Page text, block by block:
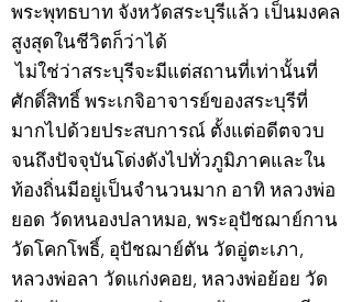
พระพุทธบาท จังหวัดสระบุรีแล้ว เป็นมงคล
สูงสุดในชีวิตก็ว่าได้
ไม่ใช่ว่าสระบุรีจะมีแต่สถานที่เท่านั้นที่
ศักดิ์สิทธิ์ พระเกจิอาจารย์ของสระบุรีที่
มากไปด้วยประสบการณ์ ตั้งแต่อดีตจวบ
จนถึงปัจจุบันโด่งดังไปทั่วภูมิภาคและใน
ท้องถิ่นมีอยู่เป็นจำนวนมาก อาทิ หลวงพ่อ
ยอด วัดหนองปลาหมอ, พระอุปัชฌาย์กาน
วัดโคกโพธิ์, อุปัชฌาย์ตัน วัดอู่ตะเภา,
หลวงพ่อลา วัดแก่งคอย, หลวงพ่อย้อย วัด